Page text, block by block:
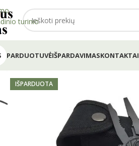
turinio
PARDUOTUVĖIŠPARDAVIMASKONTAKTAI
IŠPARDUOTA